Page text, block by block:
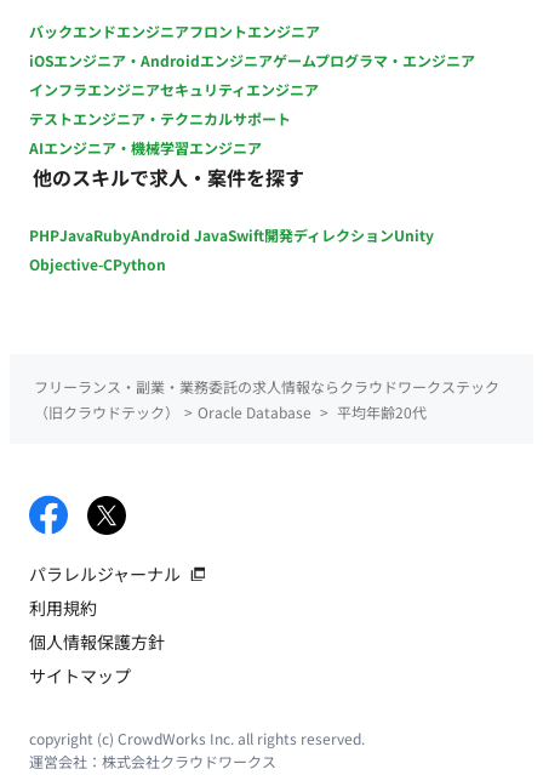
バックエンドエンジニアフロントエンジニア
iOSエンジニア・Androidエンジニアゲームプログラマ・エンジニア
インフラエンジニアセキュリティエンジニア
テストエンジニア・テクニカルサポート
AIエンジニア・機械学習エンジニア
他のスキルで求人・案件を探す
PHPJavaRubyAndroid JavaSwift開発ディレクションUnity
Objective-CPython
フリーランス・副業・業務委託の求人情報ならクラウドワークステック
（旧クラウドテック）
> Oracle Database > 平均年齢20代
パラレルジャーナル
利用規約
個人情報保護方針
サイトマップ
copyright (c) CrowdWorks Inc. all rights reserved.
運営会社： 株式会社クラウドワークス